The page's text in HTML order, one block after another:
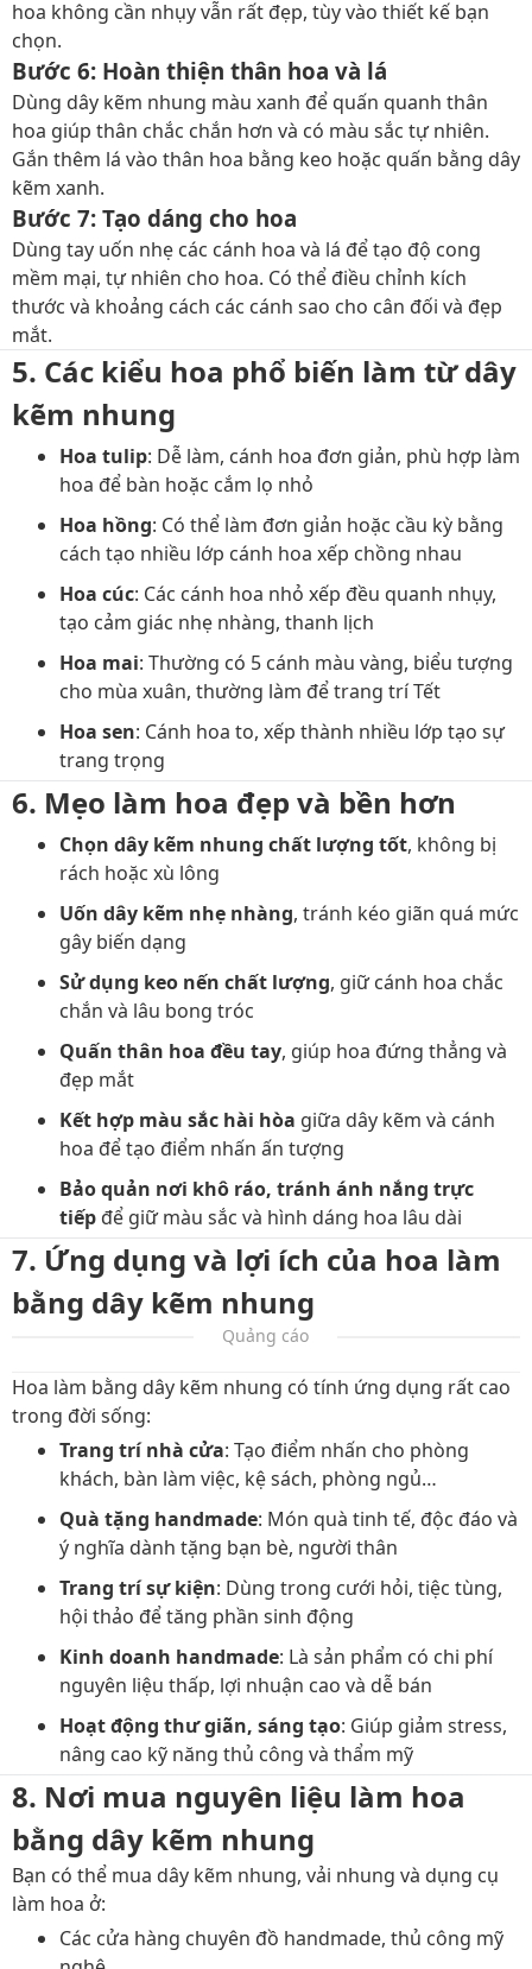
hoa không cần nhụy vẫn rất đẹp, tùy vào thiết kế bạn
chọn.
Bước 6: Hoàn thiện thân hoa và lá
Dùng dây kẽm nhung màu xanh để quấn quanh thân
hoa giúp thân chắc chắn hơn và có màu sắc tự nhiên.
Gắn thêm lá vào thân hoa bằng keo hoặc quấn bằng dây
kẽm xanh.
Bước 7: Tạo dáng cho hoa
Dùng tay uốn nhẹ các cánh hoa và lá để tạo độ cong
mềm mại, tự nhiên cho hoa. Có thể điều chỉnh kích
thước và khoảng cách các cánh sao cho cân đối và đẹp
mắt.
5. Các kiểu hoa phổ biến làm từ dây
kẽm nhung
Hoa tulip: Dễ làm, cánh hoa đơn giản, phù hợp làm
hoa để bàn hoặc cắm lọ nhỏ
Hoa hồng: Có thể làm đơn giản hoặc cầu kỳ bằng
cách tạo nhiều lớp cánh hoa xếp chồng nhau
Hoa cúc: Các cánh hoa nhỏ xếp đều quanh nhụy,
tạo cảm giác nhẹ nhàng, thanh lịch
Hoa mai: Thường có 5 cánh màu vàng, biểu tượng
cho mùa xuân, thường làm để trang trí Tết
Hoa sen: Cánh hoa to, xếp thành nhiều lớp tạo sự
trang trọng
6. Mẹo làm hoa đẹp và bền hơn
Chọn dây kẽm nhung chất lượng tốt, không bị
rách hoặc xù lông
Uốn dây kẽm nhẹ nhàng, tránh kéo giãn quá mức
gây biến dạng
Sử dụng keo nến chất lượng, giữ cánh hoa chắc
chắn và lâu bong tróc
Quấn thân hoa đều tay, giúp hoa đứng thẳng và
đẹp mắt
Kết hợp màu sắc hài hòa giữa dây kẽm và cánh
hoa để tạo điểm nhấn ấn tượng
Bảo quản nơi khô ráo, tránh ánh nắng trực
tiếp để giữ màu sắc và hình dáng hoa lâu dài
7. Ứng dụng và lợi ích của hoa làm
bằng dây kẽm nhung
Quảng cáo
Hoa làm bằng dây kẽm nhung có tính ứng dụng rất cao
trong đời sống:
Trang trí nhà cửa: Tạo điểm nhấn cho phòng
khách, bàn làm việc, kệ sách, phòng ngủ…
Quà tặng handmade: Món quà tinh tế, độc đáo và
ý nghĩa dành tặng bạn bè, người thân
Trang trí sự kiện: Dùng trong cưới hỏi, tiệc tùng,
hội thảo để tăng phần sinh động
Kinh doanh handmade: Là sản phẩm có chi phí
nguyên liệu thấp, lợi nhuận cao và dễ bán
Hoạt động thư giãn, sáng tạo: Giúp giảm stress,
nâng cao kỹ năng thủ công và thẩm mỹ
8. Nơi mua nguyên liệu làm hoa
bằng dây kẽm nhung
Bạn có thể mua dây kẽm nhung, vải nhung và dụng cụ
làm hoa ở:
Các cửa hàng chuyên đồ handmade, thủ công mỹ